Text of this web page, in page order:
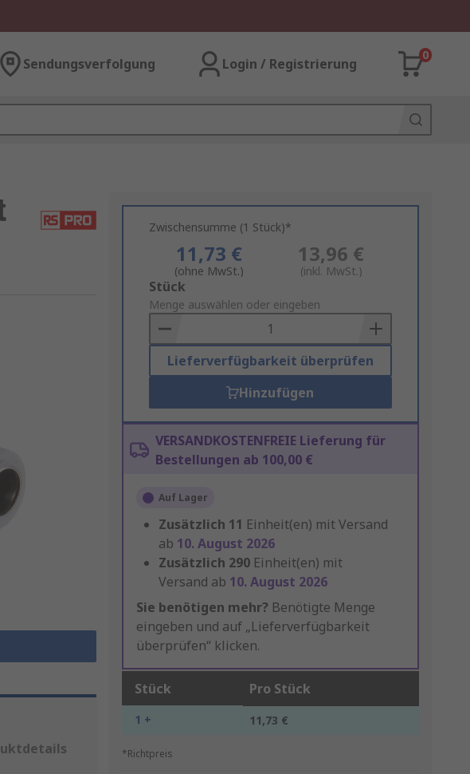
Sendungsverfolgung Login / Registrierung
0
Zwischensumme (1 Stück)*
11,73 €
(ohne MwSt.)
13,96 €
(inkl. MwSt.)
Add
to
Basket
Stück
Menge auswählen oder eingeben
Lieferverfügbarkeit überprüfen
Hinzufügen
VERSANDKOSTENFREIE Lieferung für
Bestellungen ab 100,00 €
Auf Lager
Zusätzlich 11 Einheit(en) mit Versand
ab 10. August 2026
Zusätzlich 290 Einheit(en) mit
Versand ab 10. August 2026
Sie benötigen mehr? Benötigte Menge
eingeben und auf „Lieferverfügbarkeit
überprüfen“ klicken.
Stück Pro Stück
1 + 11,73 €
*Richtpreis